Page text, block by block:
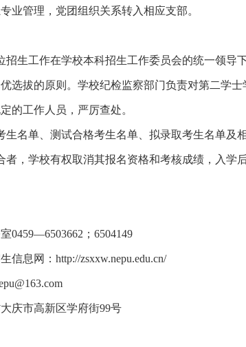
业管理，党团组织关系转入相应支部。
招生工作在学校本科招生工作委员会的统一领导
选拔的原则。学校纪检监察部门负责对第二学
的工作人员，严厉查处。
生名单、测试合格考生名单、拟录取考生名单及
者，学校有权取消其报名资格和考核成绩，入学
0459—6503662；6504149
信息网： http://zsxxw.nepu.edu.cn/
庆市高新区学府街99号